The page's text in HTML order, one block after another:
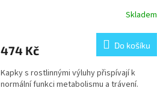
Skladem
474 Kč Do košíku
Kapky s rostlinnými výluhy přispívají k
normální funkci metabolismu a trávení.